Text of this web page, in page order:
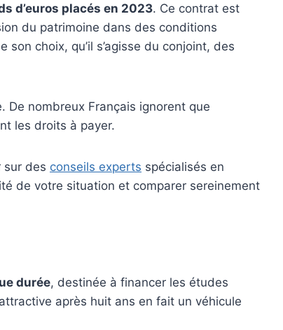
d’euros placés en 2023. Ce contrat est
du patrimoine dans des conditions
choix, qu’il s’agisse du conjoint, des
De nombreux Français ignorent que
les droits à payer.
sur des conseils experts spécialisés en
de votre situation et comparer sereinement
durée, destinée à financer les études
après huit ans en fait un véhicule